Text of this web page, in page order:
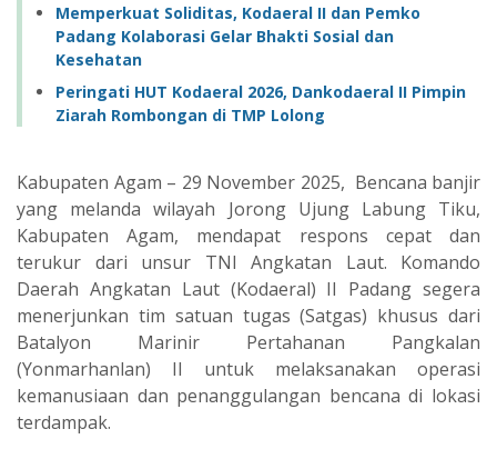
Memperkuat Soliditas, Kodaeral II dan Pemko
Padang Kolaborasi Gelar Bhakti Sosial dan
Kesehatan
Peringati HUT Kodaeral 2026, Dankodaeral II Pimpin
Ziarah Rombongan di TMP Lolong
‎Kabupaten Agam – 29 November 2025, Bencana banjir
yang melanda wilayah Jorong Ujung Labung Tiku,
Kabupaten Agam, mendapat respons cepat dan
terukur dari unsur TNI Angkatan Laut. Komando
Daerah Angkatan Laut (Kodaeral) II Padang segera
menerjunkan tim satuan tugas (Satgas) khusus dari
Batalyon Marinir Pertahanan Pangkalan
(Yonmarhanlan) II untuk melaksanakan operasi
kemanusiaan dan penanggulangan bencana di lokasi
terdampak.